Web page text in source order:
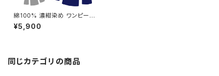
綿100% 濃紺染め ワンピース
【元色：ブラウン系 - 汚れあり】
-染め直し[ネイビー - Navy]4
¥5,900
同じカテゴリの商品